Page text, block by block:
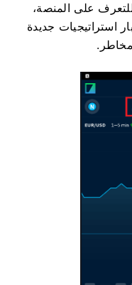
على المنصة،
استراتيجيات جديدة